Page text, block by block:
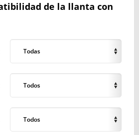
de la llanta con
Todas
Todos
Todos